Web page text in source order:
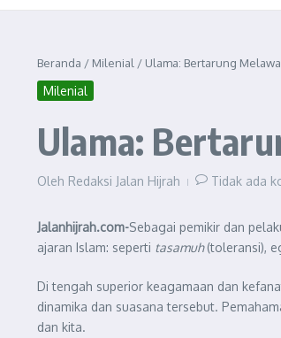
Beranda / Milenial / Ulama: Bertarung
Milenial
Ulama:
Oleh Redaksi Jalan Hijrah Tidak ada
Jalanhijrah.com-Sebagai pemikir dan
ajaran Islam: seperti tasamuh(toleransi),
Di tengah superior keagamaan dan
dinamika dan suasana tersebut.
dan kita.